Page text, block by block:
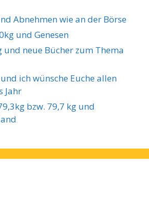
Abnehmen wie an der Börse
und Genesen
und neue Bücher zum Thema
ich wünsche Euche allen
Jahr
bzw. 79,7 kg und